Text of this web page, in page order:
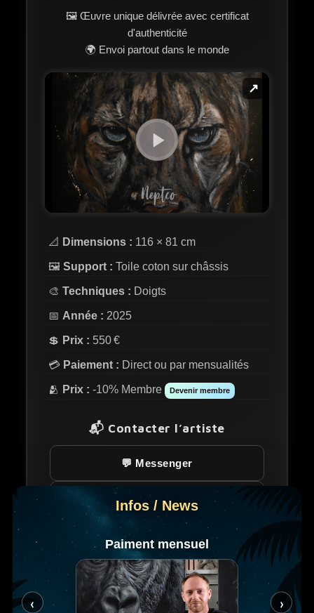
🖼️ Œuvre unique délivrée avec certificat
d'authenticité
🌍 Envoi partout dans le monde
↗
📐 Dimensions : 116 × 81 cm
🖼️ Support : Toile coton sur châssis
🎨 Techniques : Doigts
📅 Année : 2025
💲 Prix : 550 €
💳 Paiement : Direct ou par mensualités
🫂 Prix : -10% Membre Devenir membre
📬 Contacter l’artiste
💬 Messenger
✉️ E-mail
Peinture aux pattes concept 🐾
20€ reversé à Dotation La Tanière
Infos / News
‹
Paiment mensuel
›